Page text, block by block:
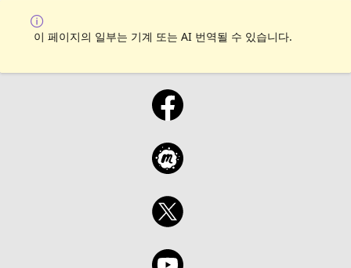
이 페이지의 일부는 기계 또는 AI 번역될 수 있습니다.